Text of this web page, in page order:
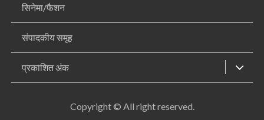
सिनेमा/फैशन
संपादकीय समूह
प्रकाशित अंक
Copyright © All right reserved.